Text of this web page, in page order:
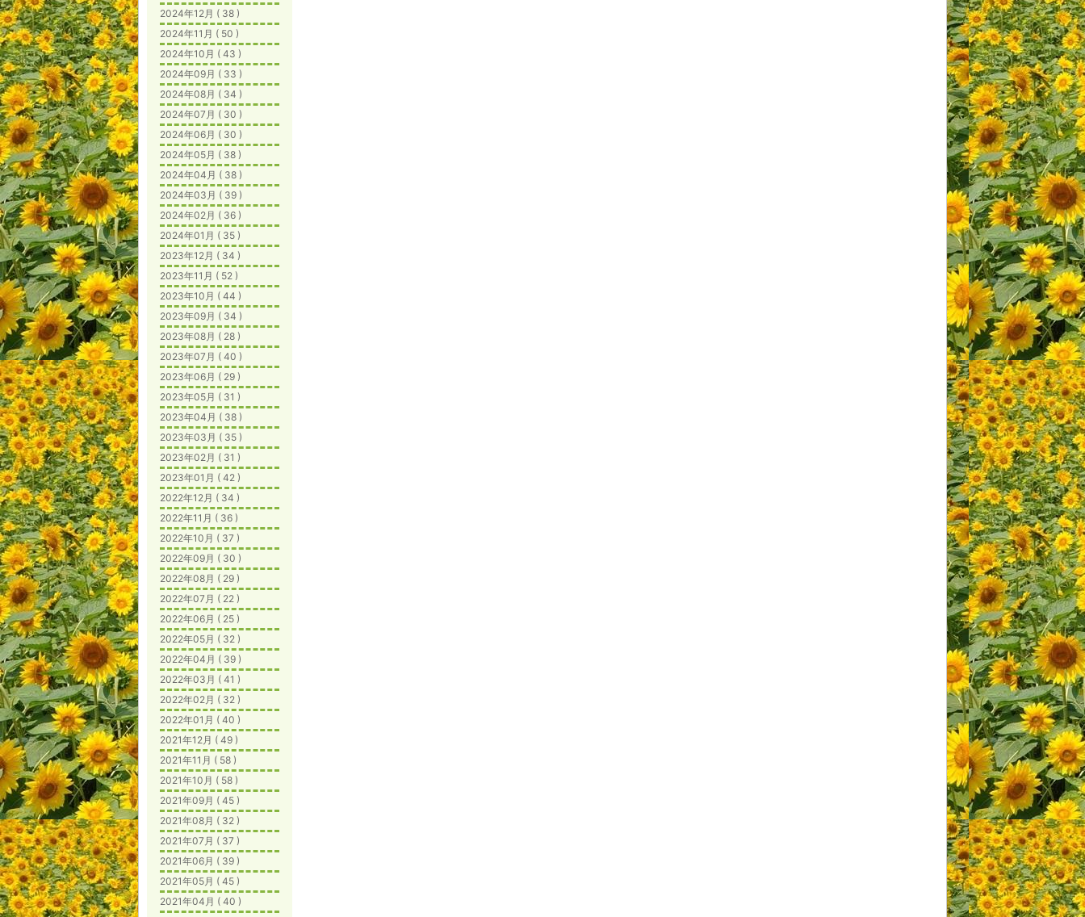
2024年12月 ( 38 )
2024年11月 ( 50 )
2024年10月 ( 43 )
2024年09月 ( 33 )
2024年08月 ( 34 )
2024年07月 ( 30 )
2024年06月 ( 30 )
2024年05月 ( 38 )
2024年04月 ( 38 )
2024年03月 ( 39 )
2024年02月 ( 36 )
2024年01月 ( 35 )
2023年12月 ( 34 )
2023年11月 ( 52 )
2023年10月 ( 44 )
2023年09月 ( 34 )
2023年08月 ( 28 )
2023年07月 ( 40 )
2023年06月 ( 29 )
2023年05月 ( 31 )
2023年04月 ( 38 )
2023年03月 ( 35 )
2023年02月 ( 31 )
2023年01月 ( 42 )
2022年12月 ( 34 )
2022年11月 ( 36 )
2022年10月 ( 37 )
2022年09月 ( 30 )
2022年08月 ( 29 )
2022年07月 ( 22 )
2022年06月 ( 25 )
2022年05月 ( 32 )
2022年04月 ( 39 )
2022年03月 ( 41 )
2022年02月 ( 32 )
2022年01月 ( 40 )
2021年12月 ( 49 )
2021年11月 ( 58 )
2021年10月 ( 58 )
2021年09月 ( 45 )
2021年08月 ( 32 )
2021年07月 ( 37 )
2021年06月 ( 39 )
2021年05月 ( 45 )
2021年04月 ( 40 )